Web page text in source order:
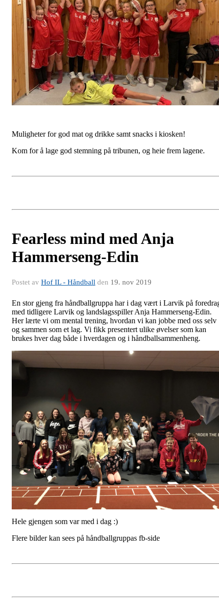
Muligheter for god mat og drikke samt snacks i kiosken!
Kom for å lage god stemning på tribunen, og heie frem lagene.
Fearless mind med Anja
Hammerseng-Edin
Postet av Hof IL - Håndball den 19. nov 2019
En stor gjeng fra håndballgruppa har i dag vært i Larvik på
med tidligere Larvik og landslagsspiller Anja Hammerseng-Edin.
Her lærte vi om mental trening, hvordan vi kan jobbe med oss selv
og sammen som et lag. Vi fikk presentert ulike øvelser som kan
brukes hver dag både i hverdagen og i håndballsammenheng.
Hele gjengen som var med i dag :)
Flere bilder kan sees på håndballgruppas fb-side